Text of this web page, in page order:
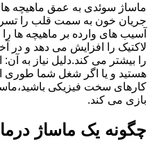
ماساژ سوئدی به عمق ماهیچه
جریان خون به سمت قلب را
آسیب های وارده بر ماهیچه ها
لاکتیک را افزایش می دهد و در
را بیشتر می کند.دلیل نیاز به
هستید و یا اگر شغل شما
کارهای سخت فیزیکی
بازی می کند.
چگونه یک ماساژ